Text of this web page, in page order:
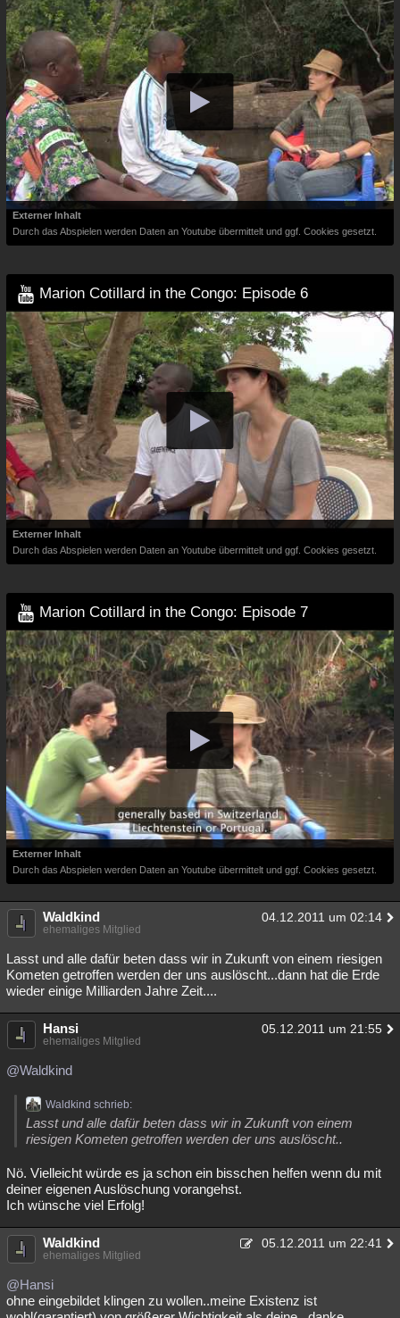
Externer Inhalt
Durch das Abspielen werden Daten an Youtube übermittelt und ggf. Cookies gesetzt.
Marion Cotillard in the Congo: Episode 6
Externer Inhalt
Durch das Abspielen werden Daten an Youtube übermittelt und ggf. Cookies gesetzt.
Marion Cotillard in the Congo: Episode 7
Externer Inhalt
Durch das Abspielen werden Daten an Youtube übermittelt und ggf. Cookies gesetzt.
Waldkind 04.12.2011 um 02:14
ehemaliges Mitglied
Lasst und alle dafür beten dass wir in Zukunft von einem riesigen
Kometen getroffen werden der uns auslöscht...dann hat die Erde
wieder einige Milliarden Jahre Zeit....
Hansi 05.12.2011 um 21:55
ehemaliges Mitglied
@Waldkind
Waldkind schrieb:
Lasst und alle dafür beten dass wir in Zukunft von einem
riesigen Kometen getroffen werden der uns auslöscht..
Nö. Vielleicht würde es ja schon ein bisschen helfen wenn du mit
deiner eigenen Auslöschung vorangehst.
Ich wünsche viel Erfolg!
Waldkind 05.12.2011 um 22:41
ehemaliges Mitglied
@Hansi
ohne eingebildet klingen zu wollen..meine Existenz ist